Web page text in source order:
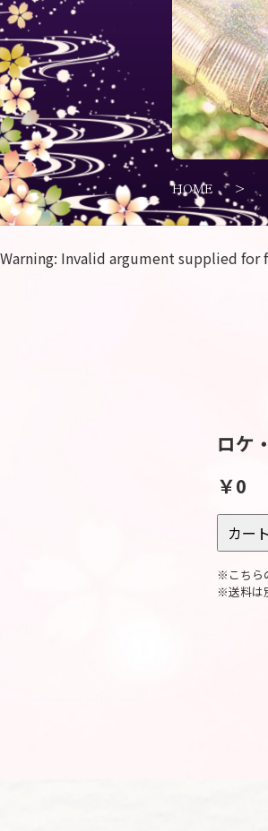
HOME >
Warning: Invalid argument supplied for
ロケ
￥0
※こちら
※送料は